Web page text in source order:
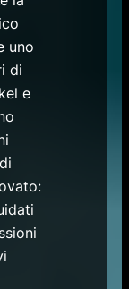
uno
di
e